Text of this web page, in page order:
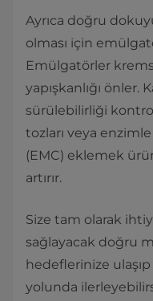
Ayrıca doğru
olması için
Emülgatörler
yapışkanlığı
sürülebilirliği
tozları veya
(EMC) eklemek
artırır.
Size tam olarak
sağlayacak doğru
hedeflerinize
yolunda